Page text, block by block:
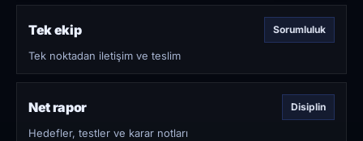
Tek ekip Sorumluluk
Tek noktadan iletişim ve teslim
Net rapor Disiplin
Hedefler, testler ve karar notları